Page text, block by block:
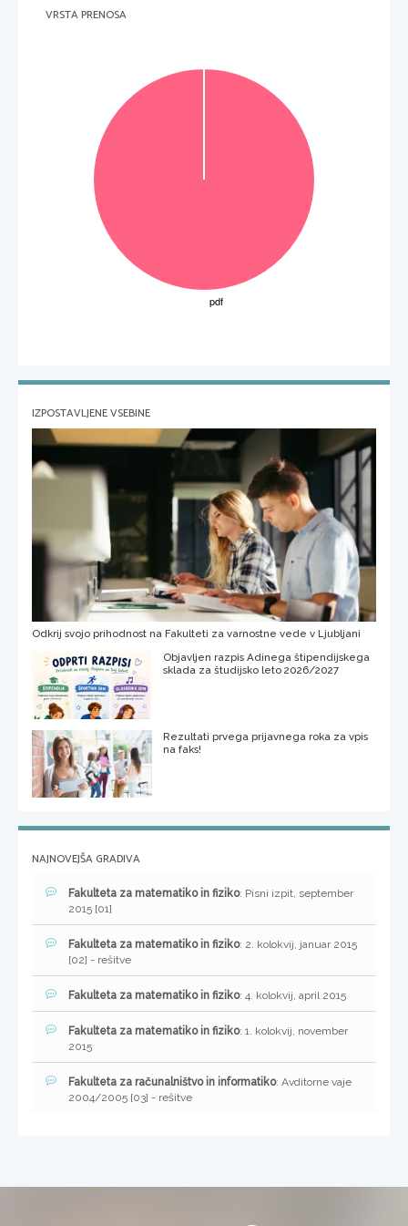
VRSTA PRENOSA
IZPOSTAVLJENE VSEBINE
Odkrij svojo prihodnost na Fakulteti za varnostne vede v Ljubljani
Objavljen razpis Adinega štipendijskega
sklada za študijsko leto 2026/2027
Rezultati prvega prijavnega roka za vpis
na faks!
NAJNOVEJŠA GRADIVA
Fakulteta za matematiko in fiziko: Pisni izpit, september
2015 [01]
Fakulteta za matematiko in fiziko: 2. kolokvij, januar 2015
[02] - rešitve
Fakulteta za matematiko in fiziko: 4. kolokvij, april 2015
Fakulteta za matematiko in fiziko: 1. kolokvij, november
2015
Fakulteta za računalništvo in informatiko: Avditorne vaje
2004/2005 [03] - rešitve